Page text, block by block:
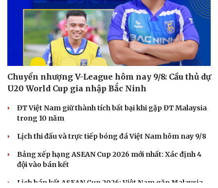
Chuyển nhượng V-League hôm nay 9/8: Cầu thủ dự
U20 World Cup gia nhập Bắc Ninh
ĐT Việt Nam giữ thành tích bất bại khi gặp ĐT Malaysia
trong 10 năm
Lịch thi đấu và trực tiếp bóng đá Việt Nam hôm nay 9/8
Bảng xếp hạng ASEAN Cup 2026 mới nhất: Xác định 4
đội vào bán kết
Lịch bán kết ASEAN Cup 2026: Việt Nam gặp Malaysia,